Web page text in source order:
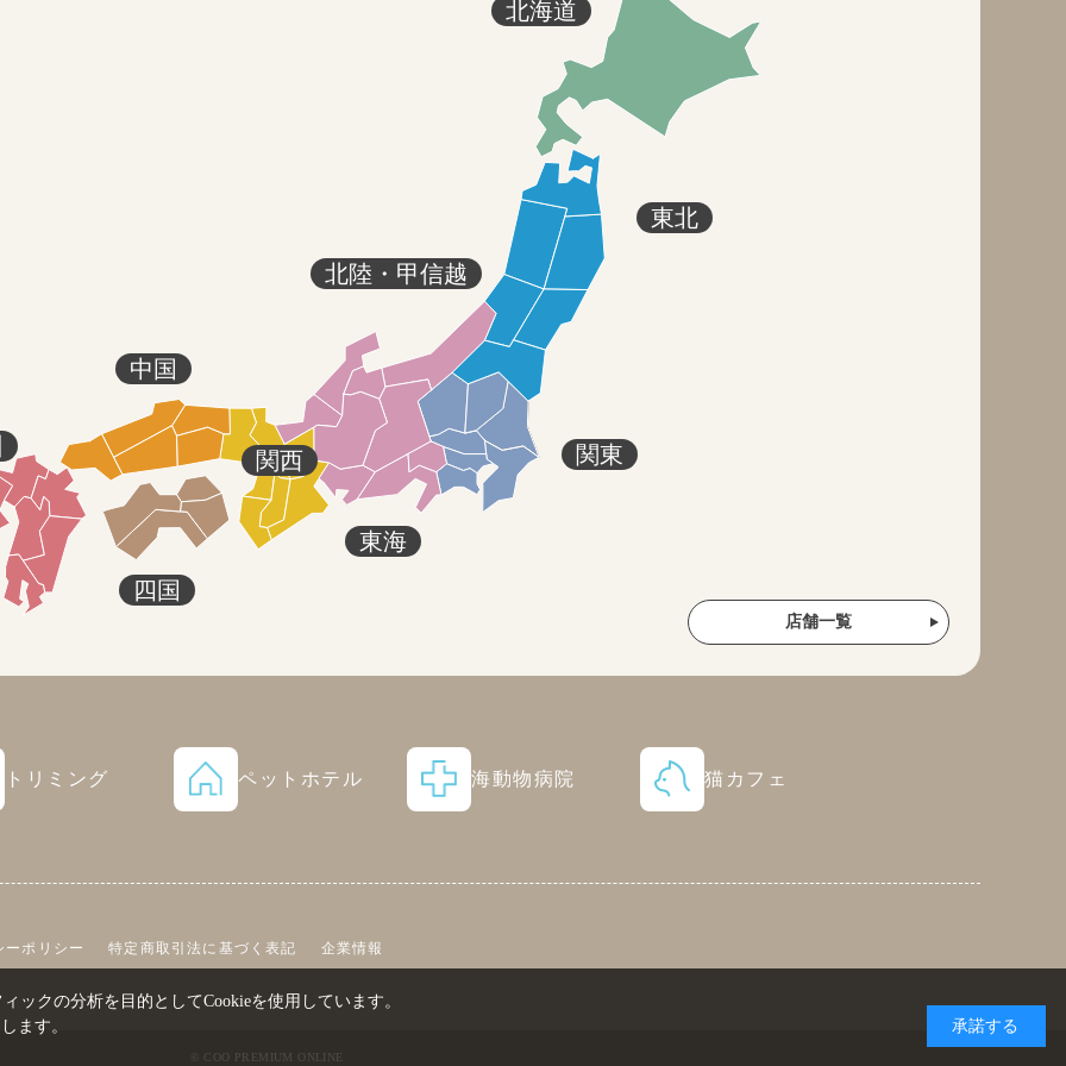
北海道
東北
関東
北陸・甲信越
東海
関西
四国
中国
店舗一覧
トリミング ペットホテル 海動物病院 猫カフェ
ーポリシー 特定商取引法に基づく表記 企業情報
© COO PREMIUM ONLINE
ックの分析を目的としてCookieを使用しています。
ます。
承諾する